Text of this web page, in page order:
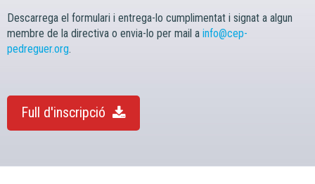
Descarrega el formulari i entrega-lo cumplimentat i signat a algun
membre de la directiva o envia-lo per mail a info@cep-
pedreguer.org.
Full d'inscripció